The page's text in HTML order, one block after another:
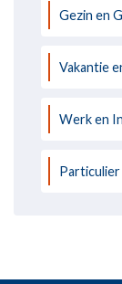
Gezin en
Vakantie
Werk en
Particulier